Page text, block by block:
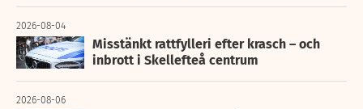
2026-08-04
Misstänkt rattfylleri efter krasch – och
inbrott i Skellefteå centrum
2026-08-06